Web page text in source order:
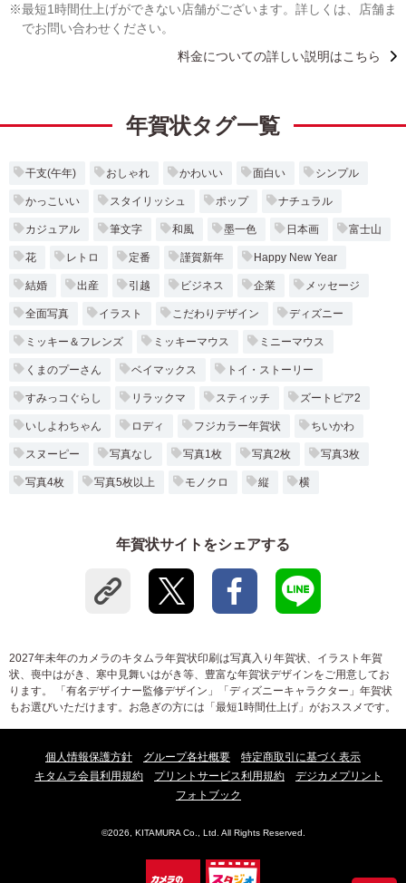
最短1時間仕上げができない店舗がございます。詳しくは、店舗ま
でお問い合わせください。
料金についての詳しい説明はこちら
年賀状タグ一覧
干支(午年) おしゃれ かわいい 面白い シンプル
かっこいい スタイリッシュ ポップ ナチュラル
カジュアル 筆文字 和風 墨一色 日本画 富士山
花 レトロ 定番 謹賀新年 Happy New Year
結婚 出産 引越 ビジネス 企業 メッセージ
全面写真 イラスト こだわりデザイン ディズニー
ミッキー＆フレンズ ミッキーマウス ミニーマウス
くまのプーさん ベイマックス トイ・ストーリー
すみっコぐらし リラックマ スティッチ ズートピア2
いしよわちゃん ロディ フジカラー年賀状 ちいかわ
スヌーピー 写真なし 写真1枚 写真2枚 写真3枚
写真4枚 写真5枚以上 モノクロ 縦 横
年賀状サイトをシェアする
2027年未年のカメラのキタムラ年賀状印刷は写真入り年賀状、イラスト年賀
状、喪中はがき、寒中見舞いはがき等、豊富な年賀状デザインをご用意してお
ります。 「有名デザイナー監修デザイン」「ディズニーキャラクター」年賀状
もお選びいただけます。お急ぎの方には「最短1時間仕上げ」がおススメです。
個人情報保護方針 グループ各社概要
特定商取引に基づく表示
キタムラ会員利用規約
プリントサービス利用規約
デジカメプリント
フォトブック
©2026, KITAMURA Co., Ltd. All Rights Reserved.